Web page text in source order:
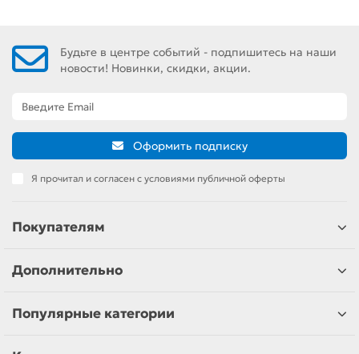
Будьте в центре событий - подпишитесь на наши
новости! Новинки, скидки, акции.
Оформить подписку
Я прочитал и согласен с условиями публичной оферты
Покупателям
Дополнительно
Популярные категории